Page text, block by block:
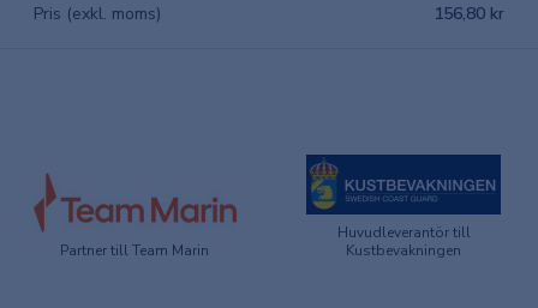
Pris (exkl. moms) 156,80 kr
Partner till Team Marin
Huvudleverantör till
Kustbevakningen